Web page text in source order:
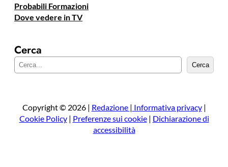
Probabili Formazioni
Dove vedere in TV
Cerca
e
a
Cerca
Copyright © 2026 | Redazione | Informativa privacy|
Cookie Policy| Preferenze sui cookie| Dichiarazione di
accessibilità